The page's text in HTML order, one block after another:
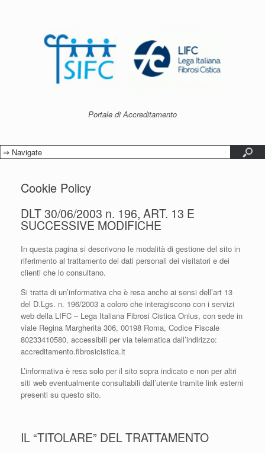
Portale di Accreditamento
Cookie Policy
DLT 30/06/2003 n. 196, ART. 13 E
SUCCESSIVE MODIFICHE
In questa pagina si descrivono le modalità di gestione del sito in
riferimento al trattamento dei dati personali dei visitatori e dei
clienti che lo consultano.
Si tratta di un’informativa che è resa anche ai sensi dell’art 13
del D.Lgs. n. 196/2003 a coloro che interagiscono con i servizi
web della LIFC – Lega Italiana Fibrosi Cistica Onlus, con sede in
viale Regina Margherita 306, 00198 Roma, Codice Fiscale
80233410580, accessibili per via telematica dall’indirizzo:
accreditamento.fibrosicistica.it
L’informativa è resa solo per il sito sopra indicato e non per altri
siti web eventualmente consultabili dall’utente tramite link esterni
presenti su questo sito.
IL “TITOLARE” DEL TRATTAMENTO